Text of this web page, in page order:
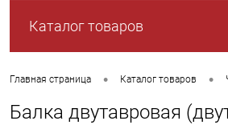
Каталог товаров
Главная страница • Каталог товаров •
Балка двутавровая